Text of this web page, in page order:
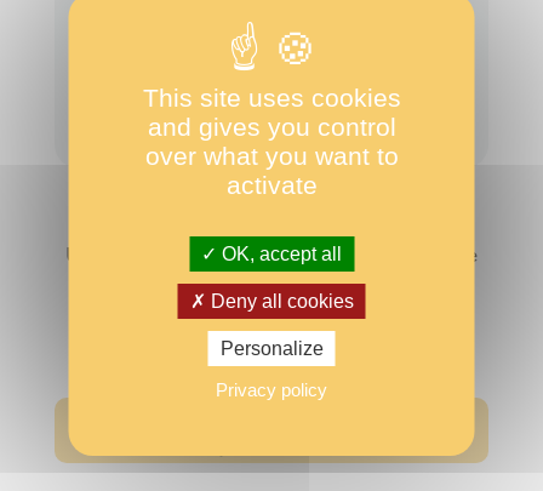
– 120 personnes debouts
– 30 personnes assises
Une question ? Une interrogation ? Envie de
reserver cette salle ?Accédez à la page de
contact
This site uses cookies
and gives you control
over what you want to
activate
OK, accept all
Deny all cookies
Personalize
Privacy policy